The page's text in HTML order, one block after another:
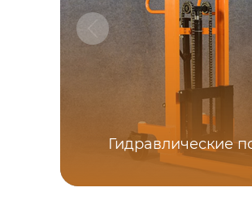
Гидравлические